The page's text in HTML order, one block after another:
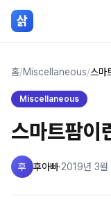
본문 바로가기
삵
홈/Miscellaneous/스마
Miscellaneous
스마트팜이
후 후아빠·2019년 3월